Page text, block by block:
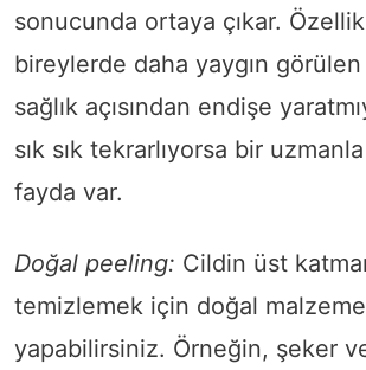
sonucunda ortaya çıkar.
bireylerde daha yaygın
sağlık açısından endişe
sık sık tekrarlıyorsa bir
fayda var.
Doğal peeling: Cildin üst
temizlemek için doğal
yapabilirsiniz. Örneğin, şeker